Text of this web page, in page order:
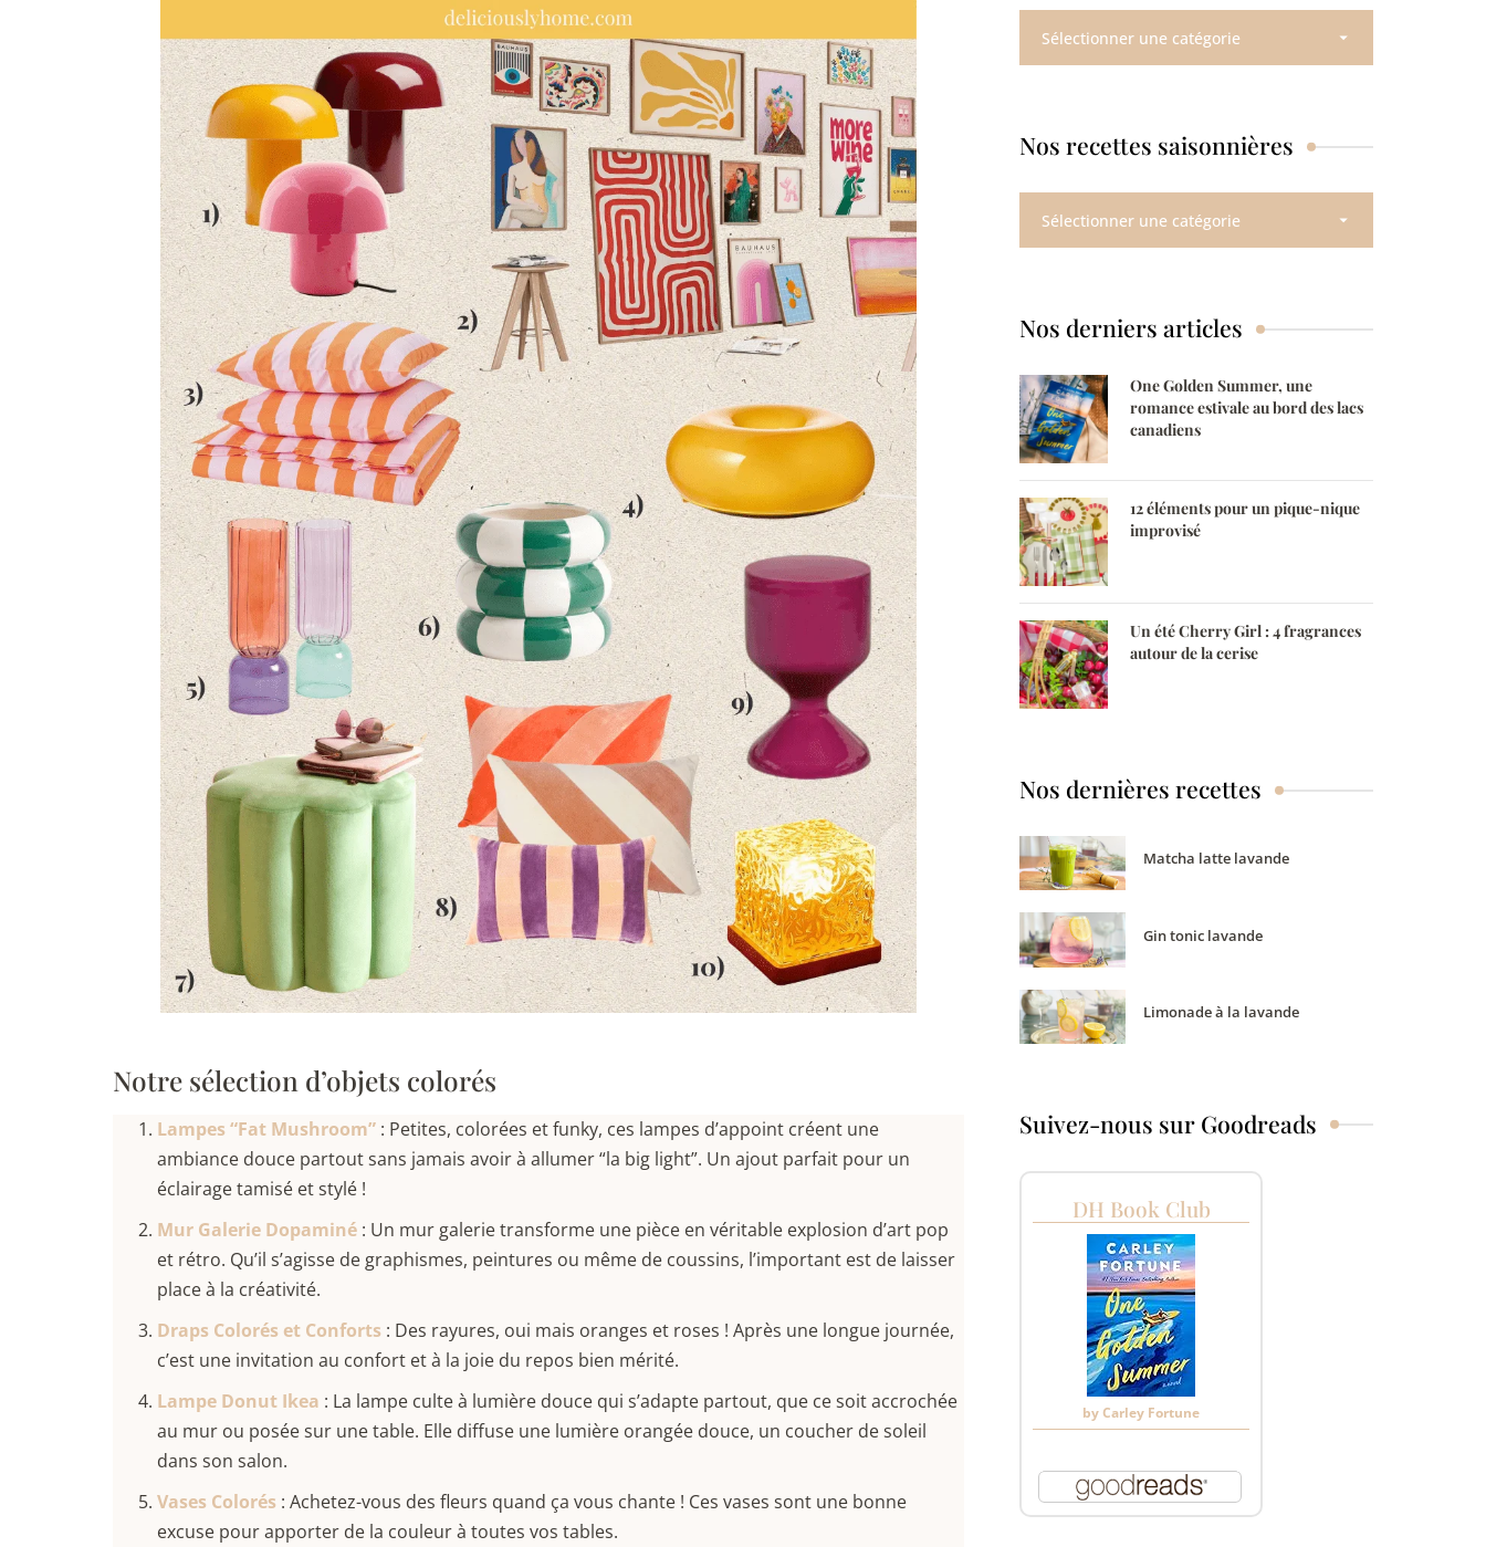
Notre sélection d’objets colorés
Lampes “Fat Mushroom” : Petites, colorées et funky, ces lampes d’appoint créent une
ambiance douce partout sans jamais avoir à allumer “la big light”. Un ajout parfait pour un
éclairage tamisé et stylé !
Mur Galerie Dopaminé : Un mur galerie transforme une pièce en véritable explosion d’art pop
et rétro. Qu’il s’agisse de graphismes, peintures ou même de coussins, l’important est de laisser
place à la créativité.
Draps Colorés et Conforts : Des rayures, oui mais oranges et roses ! Après une longue journée,
c’est une invitation au confort et à la joie du repos bien mérité.
Lampe Donut Ikea : La lampe culte à lumière douce qui s’adapte partout, que ce soit accrochée
au mur ou posée sur une table. Elle diffuse une lumière orangée douce, un coucher de soleil
dans son salon.
Vases Colorés : Achetez-vous des fleurs quand ça vous chante ! Ces vases sont une bonne
excuse pour apporter de la couleur à toutes vos tables.
Nos recettes saisonnières
Nos derniers articles
One Golden Summer, une
romance estivale au bord des lacs
canadiens
12 éléments pour un pique-nique
improvisé
Un été Cherry Girl : 4 fragrances
autour de la cerise
Nos dernières recettes
Matcha latte lavande
Gin tonic lavande
Limonade à la lavande
Suivez-nous sur Goodreads
DH Book Club
byCarley Fortune